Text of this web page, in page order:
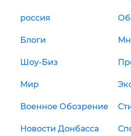
россия
Блоги
Шоу-Биз
Мир
Военное Обозрение
Новости Донбасса